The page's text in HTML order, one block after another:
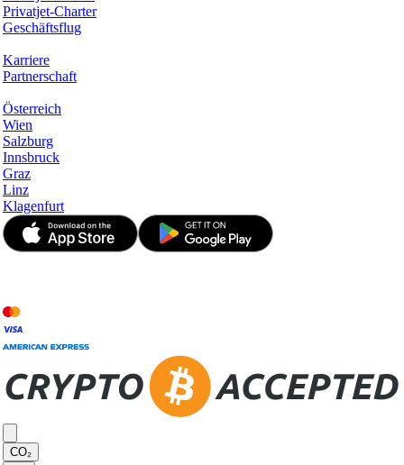
Privatjet-Charter
Geschäftsflug
Karriere
Partnerschaft
Österreich
Wien
Salzburg
Innsbruck
Graz
Linz
Klagenfurt
CO₂